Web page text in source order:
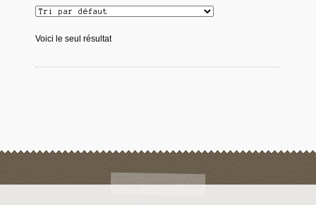
Voici le seul résultat